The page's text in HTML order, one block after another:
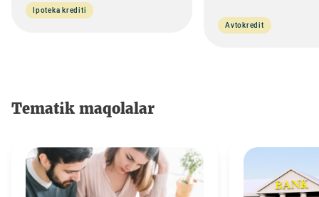
Ipoteka krediti
Avtokredit
Tematik maqolalar